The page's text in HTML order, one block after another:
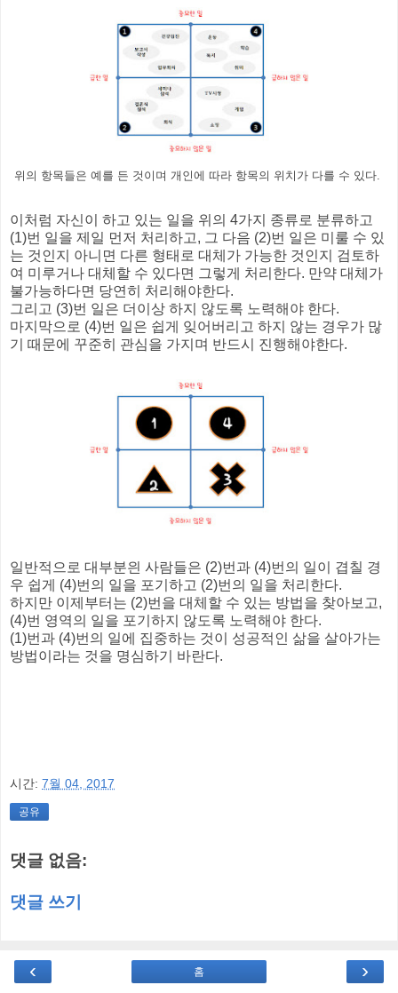
위의 항목들은 예를 든 것이며 개인에 따라 항목의 위치가 다를 수 있다.
이처럼 자신이 하고 있는 일을 위의 4가지 종류로 분류하고
(1)번 일을 제일 먼저 처리하고, 그 다음 (2)번 일은 미룰 수 있
는 것인지 아니면 다른 형태로 대체가 가능한 것인지 검토하
여 미루거나 대체할 수 있다면 그렇게 처리한다. 만약 대체가
불가능하다면 당연히 처리해야한다.
그리고 (3)번 일은 더이상 하지 않도록 노력해야 한다.
마지막으로 (4)번 일은 쉽게 잊어버리고 하지 않는 경우가 많
기 때문에 꾸준히 관심을 가지며 반드시 진행해야한다.
일반적으로 대부분읜 사람들은 (2)번과 (4)번의 일이 겹칠 경
우 쉽게 (4)번의 일을 포기하고 (2)번의 일을 처리한다.
하지만 이제부터는 (2)번을 대체할 수 있는 방법을 찾아보고,
(4)번 영역의 일을 포기하지 않도록 노력해야 한다.
(1)번과 (4)번의 일에 집중하는 것이 성공적인 삶을 살아가는
방법이라는 것을 명심하기 바란다.
시간: 7월 04, 2017
공유
댓글 없음:
댓글 쓰기
‹ ›
홈